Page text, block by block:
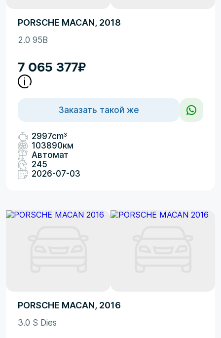
PORSCHE MACAN, 2018
2.0 95B
7 065 377₽
Заказать такой же
2997cm3
103890км
Автомат
245
2026-07-03
PORSCHE MACAN, 2016
3.0 S Dies